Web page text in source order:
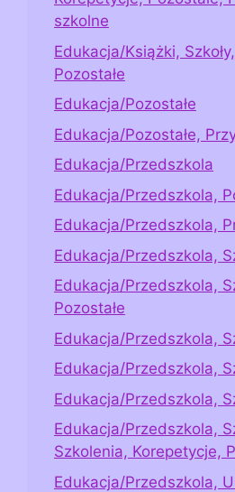
szkolne
Edukacja/Książki,
Pozostałe
Edukacja/Pozostałe
Edukacja/Pozostałe,
Edukacja/Przedszkola
Edukacja/Przedszkola,
Edukacja/Przedszkola,
Edukacja/Przedszkola,
Edukacja/Przedszkola,
Pozostałe
Edukacja/Przedszkola,
Edukacja/Przedszkola,
Edukacja/Przedszkola,
Edukacja/Przedszkola,
Szkolenia, Korepetycje,
Edukacja/Przedszkola,